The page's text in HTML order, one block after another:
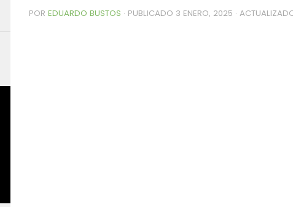
POR EDUARDO BUSTOS · PUBLICADO 3 ENERO, 2025 ·